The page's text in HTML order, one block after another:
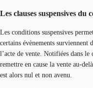
Les clauses suspensives du
Les conditions suspensives
certains évènements surviennent
l’acte de vente. Notifiées dans
remettre en cause la vente au-
est alors nul et non avenu.